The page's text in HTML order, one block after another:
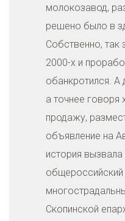
молокозавод,
решено было в
Собственно,
2000-х и
обанкротился.
а точнее говоря
продажу,
объявление на
история
общероссийский
Скопинской